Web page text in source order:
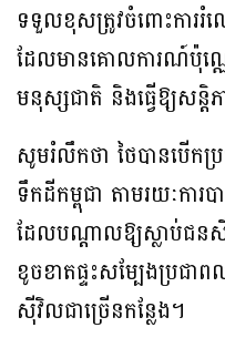
ទទួលខុសត្រូវចំពោះការរំ
ដែលមានគោលការណ៍ប៉ុណ្ណោ
មនុស្សជាតិ និងធ្វើឱ្យសន្តិ
សូមរំលឹកថា ថៃបានបើកប្
ទឹកដីកម្ពុជា តាមរយៈការ
ដែលបណ្តាលឱ្យស្លាប់ជន
ខូចខាតផ្ទះសម្បែងប្រជាព
ស៊ីវិលជាច្រើនកន្លែង។